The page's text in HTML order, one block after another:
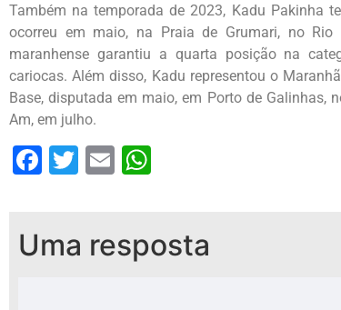
Também na temporada de 2023, Kadu Pakinha
ocorreu em maio, na Praia de Grumari, no
maranhense garantiu a quarta posição na
cariocas. Além disso, Kadu representou o
Base, disputada em maio, em Porto de Galinhas,
Am, em julho.
Facebook
Twitter
Email
Uma resposta